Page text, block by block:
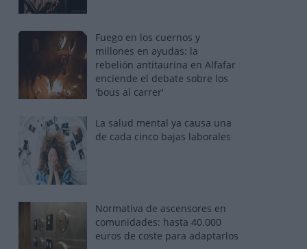
Fuego en los cuernos y
millones en ayudas: la
rebelión antitaurina en Alfafar
enciende el debate sobre los
'bous al carrer'
La salud mental ya causa una
de cada cinco bajas laborales
Normativa de ascensores en
comunidades: hasta 40.000
euros de coste para adaptarlos